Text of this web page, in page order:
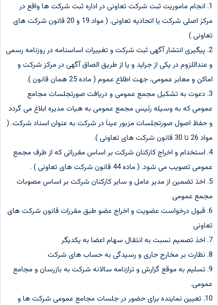
1. انجام ماموریت ثبت شرکت تعاونی در اداره ثبت شرکت ها واقع در
مرکز اصلی شرکت یا اتحادیه تعاونی. ( مواد 19 و 20 قانون شرکت های
تعاونی )
2. پیگیری انتشار آگهی ثبت شرکت و تغییرات اساسنامه در روزنامه رسمی
و عنداللزوم در یکی از جراید و یا از طریق الصاق آگهی در مرکز شرکت و
اماکن و معابر عمومی، جهت اطلاع عموم ( ماده 25 همان قانون ).
3. دعوت به تشکیل مجمع عمومی و دریافت صورتجلسات مجامع
عمومی که به وسیله رئیس مجمع عمومی به هیات مدیره ابلاغ می گردد
و حفظ اصول صورتجلسات مزبور عیناَ در شرکت به عنوان اسناد شرکت. (
مواد 26 تا 30 قانون شرکت های تعاونی ).
4. استخدام و اخراج کارکنان شرکت بر اساس مقرراتی که از طرف مجمع
عمومی تصویب می شود. ( ماده 44 قانون شرکت های تعاونی ) .
5. اخذ تضمین از مدیر عامل و سایر کارکنان شرکت بر اساس مصوبات
مجمع عمومی
6. قبول درخواست عضویت و اخراج عضو طبق مقررات قانون شرکت های
تعاونی
7. اخذ تصمیم نسبت به انتقال سهام اعضا به یکدیگر
8. نظارت بر مخارج جاری و رسیدگی به حساب های شرکت
9. تسلیم به موقع گزارش و ترازنامه سالانه شرکت به بازرسان و مجامع
عمومی.
10. تعیین نماینده برای حضور در جلسات مجامع عمومی شرکت ها و